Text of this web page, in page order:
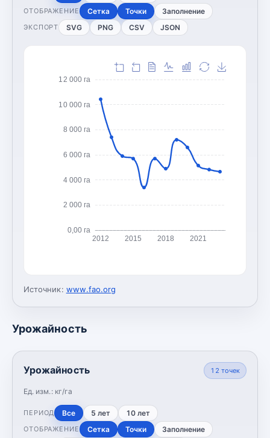
ОТОБРАЖЕНИЕ Сетка Точки Заполнение
ЭКСПОРТ SVG PNG CSV JSON
0,00 га
2 000 га
4 000 га
6 000 га
8 000 га
10 000 га
12 000 га
2012 2015 2018 2021
Источник: www.fao.org
Урожайность
Урожайность
Ед. изм.: кг/га
12 точек
ПЕРИОД Все 5 лет 10 лет
ОТОБРАЖЕНИЕ Сетка Точки Заполнение